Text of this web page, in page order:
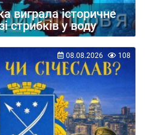
виграла історичне
стрибків у воду
08.08.2026 108